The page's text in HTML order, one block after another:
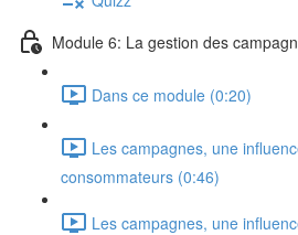
Module 6: La gestion des
Dans ce module (0:20)
Les campagnes, une
consommateurs (0:46)
Les campagnes, une